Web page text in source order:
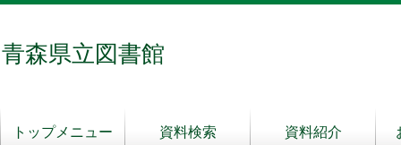
青森県立図書館
トップメニュー 資料検索 資料紹介